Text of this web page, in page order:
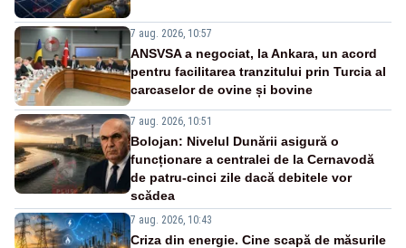
7 aug. 2026, 10:57
ANSVSA a negociat, la Ankara, un acord
pentru facilitarea tranzitului prin Turcia al
carcaselor de ovine și bovine
7 aug. 2026, 10:51
Bolojan: Nivelul Dunării asigură o
funcționare a centralei de la Cernavodă
de patru-cinci zile dacă debitele vor
scădea
7 aug. 2026, 10:43
Criza din energie. Cine scapă de măsurile